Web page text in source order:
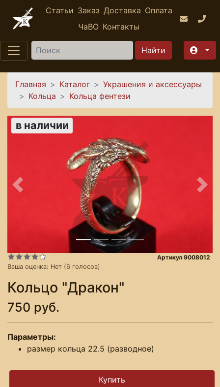
Перейти к основному содержанию
Статьи Заказ Доставка Оплата
ЧаВО Контакты
Найти
Вы здесь
Главная Каталог
Украшения и аксессуары
Кольца
Кольца фентези
в наличии
Предыдущее
Ваша оценка: Нет (6 голосов)
Артикул 9008012
Кольцо "Дракон"
750 руб.
Параметры:
размер кольца 22.5 (разводное)